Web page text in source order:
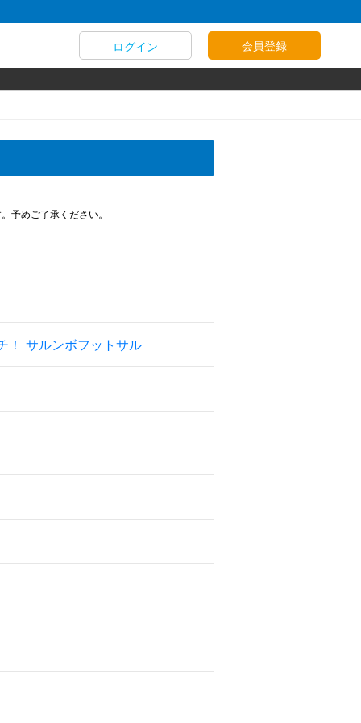
ログイン 会員登録
予めご了承ください。
！ サルンボフットサル